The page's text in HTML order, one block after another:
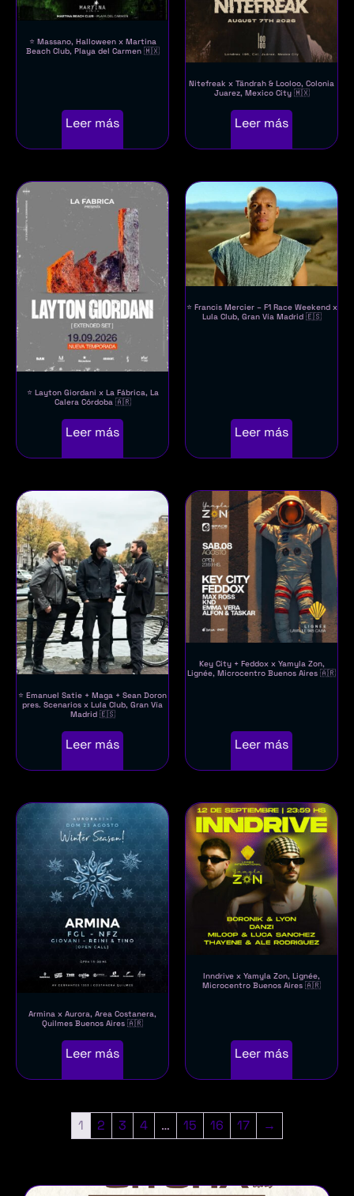
⭐ Massano, Halloween x Martina
Beach Club, Playa del Carmen 🇲🇽
Leer más
Nitefreak x Tändrah & Looloo, Colonia
Juarez, Mexico City 🇲🇽
Leer más
⭐ Layton Giordani x La Fábrica, La
Calera Córdoba 🇦🇷
Leer más
⭐ Francis Mercier – F1 Race Weekend x
Lula Club, Gran Vía Madrid 🇪🇸
Leer más
⭐ Emanuel Satie + Maga + Sean Doron
pres. Scenarios x Lula Club, Gran Vía
Madrid 🇪🇸
Leer más
Key City + Feddox x Yamyla Zon,
Lignée, Microcentro Buenos Aires 🇦🇷
Leer más
Armina x Aurora, Area Costanera,
Quilmes Buenos Aires 🇦🇷
Leer más
Inndrive x Yamyla Zon, Lignée,
Microcentro Buenos Aires 🇦🇷
Leer más
1 2 3 4 … 15 16 17 →